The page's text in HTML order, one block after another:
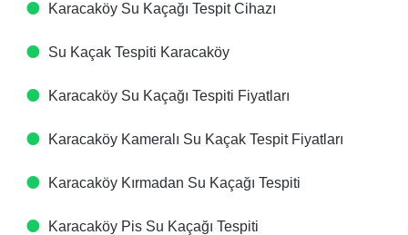
Karacaköy Su Kaçağı Tespit Cihazı​
Su Kaçak Tespiti​ Karacaköy
Karacaköy Su Kaçağı Tespiti Fiyatları​
Karacaköy Kameralı Su Kaçak Tespit Fiyatları​
Karacaköy Kırmadan Su Kaçağı Tespiti​
Karacaköy Pis Su Kaçağı Tespiti​